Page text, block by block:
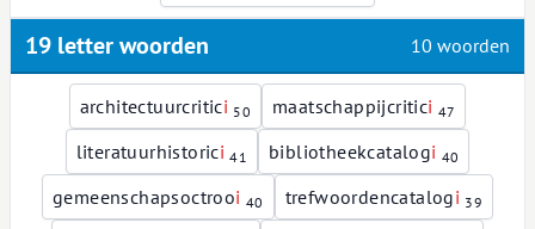
19 letter woorden 10 woorden
architectuurcritici 50 maatschappijcritici 47
literatuurhistorici 41 bibliotheekcatalogi 40
gemeenschapsoctrooi 40 trefwoordencatalogi 39